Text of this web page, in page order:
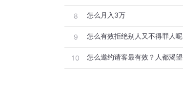
8 怎么月入3万
9 怎么有效拒绝别人又不得罪人呢
10